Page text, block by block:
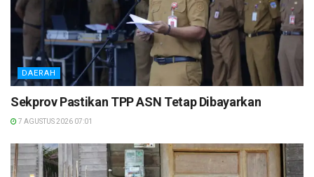
DAERAH
Sekprov Pastikan TPP ASN Tetap Dibayarkan
7 AGUSTUS 2026 07:01